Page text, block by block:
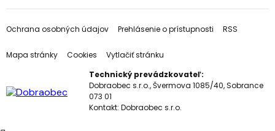
Ochrana osobných údajov Prehlásenie o prístupnosti RSS
Mapa stránky Cookies
Vytlačiť stránku
Technický prevádzkovateľ:
Dobraobec s.r.o., Švermova 1085/40, Sobrance
073 01
Kontakt: Dobraobec s.r.o.